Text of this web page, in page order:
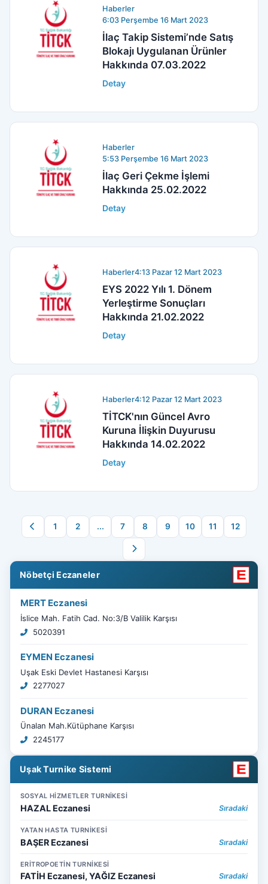
Haberler
6:03 Perşembe 16 Mart 2023
İlaç Takip Sistemi’nde Satış
Blokajı Uygulanan Ürünler
Hakkında 07.03.2022
Detay
Haberler
5:53 Perşembe 16 Mart 2023
İlaç Geri Çekme İşlemi
Hakkında 25.02.2022
Detay
Haberler4:13 Pazar 12 Mart 2023
EYS 2022 Yılı 1. Dönem
Yerleştirme Sonuçları
Hakkında 21.02.2022
Detay
Haberler4:12 Pazar 12 Mart 2023
TİTCK'nın Güncel Avro
Kuruna İlişkin Duyurusu
Hakkında 14.02.2022
Detay
1 2 ... 7 8 9 10 11 12
Nöbetçi Eczaneler
MERT Eczanesi
İslice Mah. Fatih Cad. No:3/B Valilik Karşısı
5020391
EYMEN Eczanesi
Uşak Eski Devlet Hastanesi Karşısı
2277027
DURAN Eczanesi
Ünalan Mah.Kütüphane Karşısı
2245177
Uşak Turnike Sistemi
SOSYAL HİZMETLER TURNİKESİ
HAZAL Eczanesi Sıradaki
YATAN HASTA TURNİKESİ
BAŞER Eczanesi Sıradaki
ERİTROPOETİN TURNİKESİ
FATİH Eczanesi, YAĞIZ Eczanesi Sıradaki